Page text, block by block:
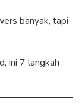
banyak, tapi
ini 7 langkah